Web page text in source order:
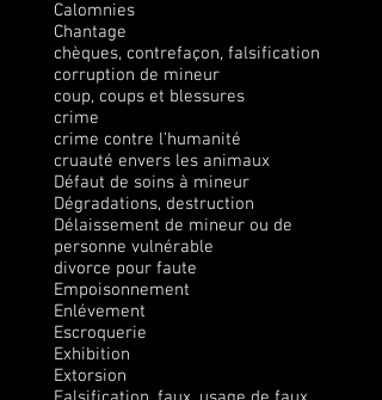
Calomnies
Chantage
chèques, contrefaçon, falsification
corruption de mineur
coup, coups et blessures
crime
crime contre l’humanité
cruauté envers les animaux
Défaut de soins à mineur
Dégradations, destruction
Délaissement de mineur ou de
personne vulnérable
divorce pour faute
Empoisonnement
Enlévement
Escroquerie
Exhibition
Extorsion